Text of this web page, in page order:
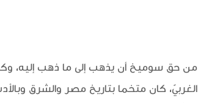
من حق سوميخ أن يذهب إلى ما ذهب إليه،
الغربيّ، كان متخما بتاريخ مصر والشرق